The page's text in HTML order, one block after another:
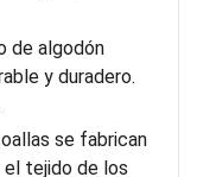
de algodón
y duradero.
se fabrican
tejido de los